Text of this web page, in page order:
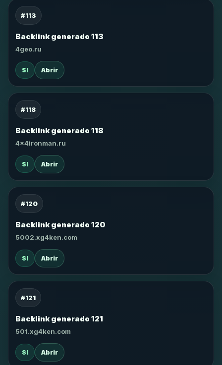
#113
Backlink generado 113
4geo.ru
SI Abrir
#118
Backlink generado 118
4x4ironman.ru
SI Abrir
#120
Backlink generado 120
5002.xg4ken.com
SI Abrir
#121
Backlink generado 121
501.xg4ken.com
SI Abrir